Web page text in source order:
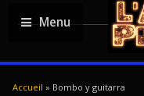
Menu
USTED ESTÁ AQUÍ
Accueil » Bombo y guitarra